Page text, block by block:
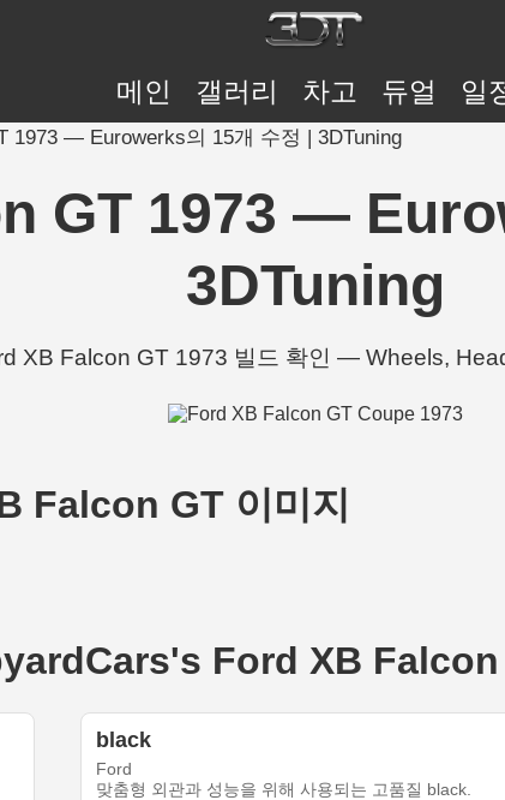
메인 갤러리 차고 듀얼 일
1973 — Eurowerks의 15개 수정 | 3DTuning
GT 1973 —
3DTuning
XB Falcon GT 1973 빌드 확인 — Wheels,
Falcon GT 이미지
Ford XB
black
Ford
맞춤형 외관과 성능을 위해 사용되는 고품질 black.